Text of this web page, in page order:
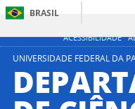
ACESSIBILIDADE
BRASIL
UNIVERSIDADE FEDERAL DA